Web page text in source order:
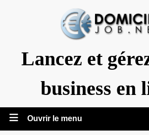
Lancez et
business en
Ouvrir le menu